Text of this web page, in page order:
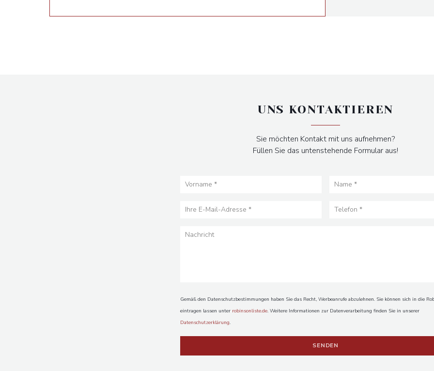
UNS KONTAKTIEREN
Sie möchten Kontakt mit uns aufnehmen?
Füllen Sie das untenstehende Formular aus!
Gemäß den Datenschutzbestimmungen haben Sie das Recht, Werbeanrufe abzulehnen. Sie können sich in die
eintragen lassen unter robinsonliste.de. Weitere Informationen zur Datenverarbeitung finden Sie in unserer
Datenschutzerklärung.